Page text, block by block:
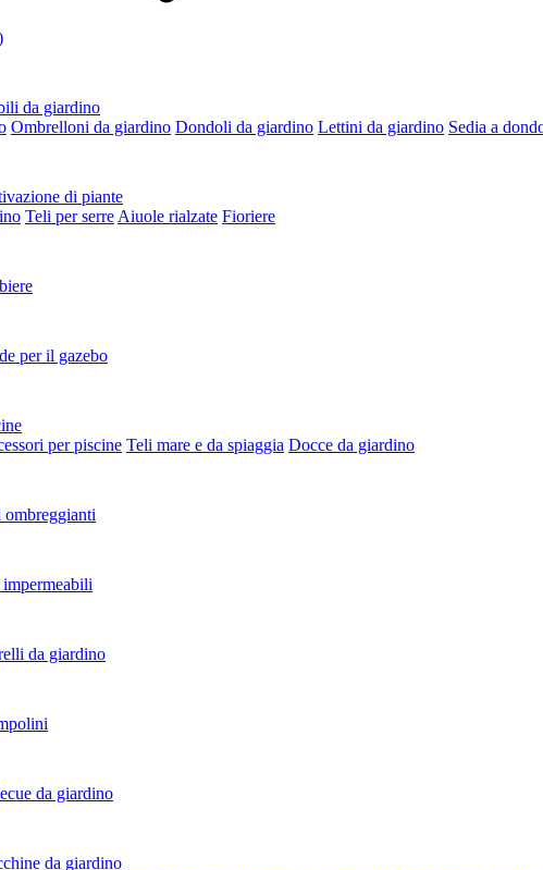
da giardino
Ombrelloni da giardino Dondoli da giardino Lettini da giardino Sedia a
di piante
Teli per serre Aiuole rialzate Fioriere
per il gazebo
per piscine Teli mare e da spiaggia Docce da giardino
ombreggianti
da giardino
da giardino
da giardino